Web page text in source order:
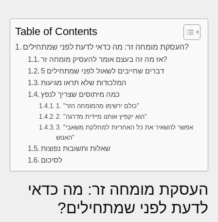
Table of Contents
העסקת מומחה זר: מה כדאי לדעת לפני שמתחילים?
אז מה זה בעצם אומר להעסיק מומחה זר?
5 דברים שחייבים לשאול לפני שמתחילים
המלכודות שלא תראו מגיעות
כמה מיתוסים שצריך לנפץ
1. "כולם ירשימו מהמומחה הזר"
2. "הוא יקפיץ אותנו מיידית מדרגה"
3. "אפשר להשאיר את כל האחריות למחלקת משאבי
האנוש"
שאלות ותשובות נפוצות
לסיכום
העסקת מומחה זר: מה כדאי
לדעת לפני שמתחילים?